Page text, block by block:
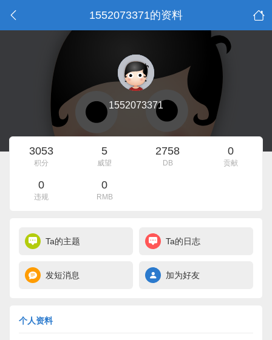
1552073371的资料
1552073371
3053
积分
5
威望
2758
DB
0
贡献
0
违规
0
RMB
Ta的主题 Ta的日志
发短消息 加为好友
个人资料